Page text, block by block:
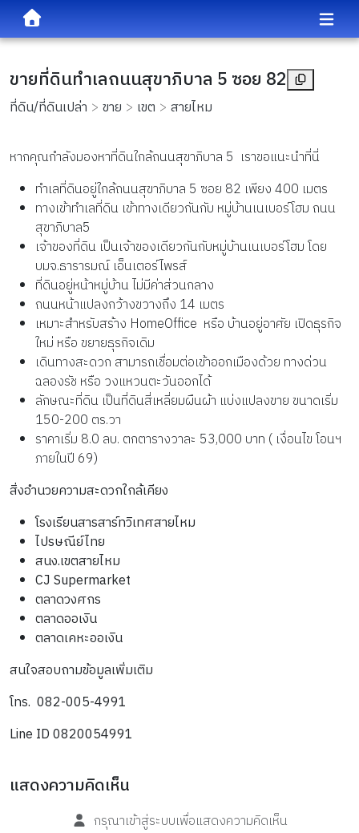
ขายที่ดินทำเลถนนสุขาภิบาล 5 ซอย 82
ที่ดิน/ที่ดินเปล่า ขาย เขต สายไหม
หากคุณกำลังมองหาที่ดินใกล้ถนนสุขาภิบาล 5 เราขอแนะนำที่นี่
ทำเลที่ดินอยู่ใกล้ถนนสุขาภิบาล 5 ซอย 82 เพียง 400 เมตร
ทางเข้าทำเลที่ดิน เข้าทางเดียวกันกับ หมู่บ้านเนเบอร์โฮม ถนน
สุขาภิบาล5
เจ้าของที่ดิน เป็นเจ้าของเดียวกันกับหมู่บ้านเนเบอร์โฮม โดย
บมจ.ธารารมณ์ เอ็นเตอร์ไพรส์
ที่ดินอยู่หน้าหมู่บ้าน ไม่มีค่าส่วนกลาง
ถนนหน้าแปลงกว้างขวางถึง 14 เมตร
เหมาะสำหรับสร้าง HomeOffice หรือ บ้านอยู่อาศัย เปิดธุรกิจ
ใหม่ หรือ ขยายธุรกิจเดิม
เดินทางสะดวก สามารถเชื่อมต่อเข้าออกเมืองด้วย ทางด่วน
ฉลองรัช หรือ วงแหวนตะวันออกได้
ลักษณะที่ดิน เป็นที่ดินสี่เหลี่ยมผืนผ้า แบ่งแปลงขาย ขนาดเริ่ม
150-200 ตร.วา
ราคาเริ่ม 8.0 ลบ. ตกตารางวาละ 53,000 บาท ( เงื่อนไข โอนฯ
ภายในปี 69)
สิ่งอำนวยความสะดวกใกล้เคียง
โรงเรียนสารสาร์ทวิเทศสายไหม
ไปรษณีย์ไทย
สนง.เขตสายไหม
CJ Supermarket
ตลาดวงศกร
ตลาดออเงิน
ตลาดเคหะออเงิน
สนใจสอบถามข้อมูลเพิ่มเติม
โทร. 082-005-4991
Line ID 0820054991
แสดงความคิดเห็น
กรุณาเข้าสู่ระบบเพื่อแสดงความคิดเห็น